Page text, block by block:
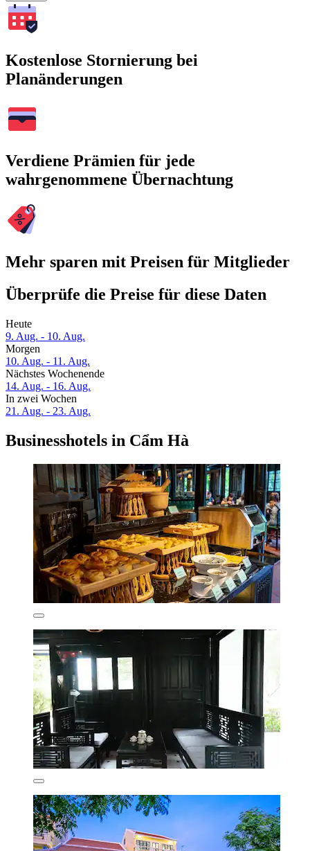
Kostenlose Stornierung bei
Planänderungen
Verdiene Prämien für jede
wahrgenommene Übernachtung
Mehr sparen mit Preisen für Mitglieder
Überprüfe die Preise für diese Daten
Heute
9. Aug. - 10. Aug.
Morgen
10. Aug. - 11. Aug.
Nächstes Wochenende
14. Aug. - 16. Aug.
In zwei Wochen
21. Aug. - 23. Aug.
Businesshotels in Cẩm Hà